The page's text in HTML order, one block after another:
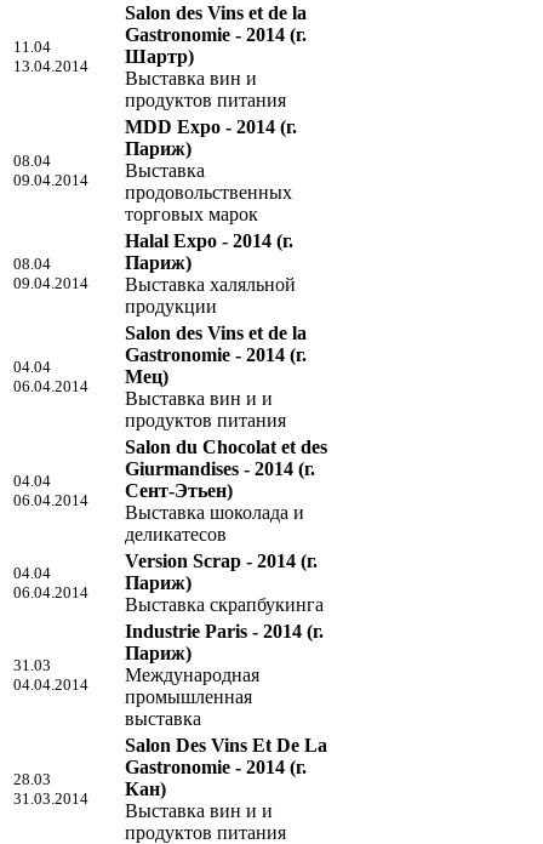
11.04
13.04.2014
Salon des Vins et de la
Gastronomie - 2014 (г.
Шартр)
Выставка вин и
продуктов питания
08.04
09.04.2014
MDD Expo - 2014 (г.
Париж)
Выставка
продовольственных
торговых марок
08.04
09.04.2014
Halal Expo - 2014 (г.
Париж)
Выставка халяльной
продукции
04.04
06.04.2014
Salon des Vins et de la
Gastronomie - 2014 (г.
Мец)
Выставка вин и и
продуктов питания
04.04
06.04.2014
Salon du Chocolat et des
Giurmandises - 2014 (г.
Сент-Этьен)
Выставка шоколада и
деликатесов
04.04
06.04.2014
Version Scrap - 2014 (г.
Париж)
Выставка скрапбукинга
31.03
04.04.2014
Industrie Paris - 2014 (г.
Париж)
Международная
промышленная
выставка
28.03
31.03.2014
Salon Des Vins Et De La
Gastronomie - 2014 (г.
Кан)
Выставка вин и и
продуктов питания